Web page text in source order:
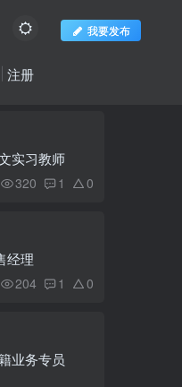
我要发布
注册
经济特区
战》中柬对抗
于2月15至17日
森总理特许
参加高考 安排
实习教师
320 1 0
经理
204 1 0
业务专员